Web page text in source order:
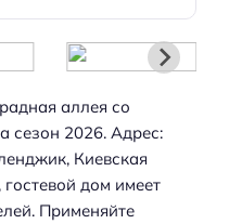
аллея со
сезон 2026. Адрес:
Киевская
дом имеет
Применяйте